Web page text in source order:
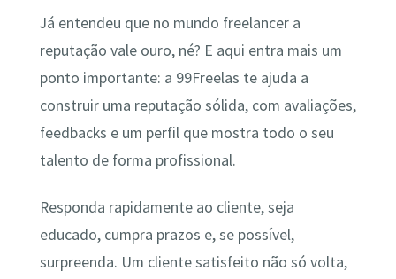
Já entendeu que no mundo freelancer a
reputação vale ouro, né? E aqui entra mais um
ponto importante: a 99Freelas te ajuda a
construir uma reputação sólida, com avaliações,
feedbacks e um perfil que mostra todo o seu
talento de forma profissional.
Responda rapidamente ao cliente, seja
educado, cumpra prazos e, se possível,
surpreenda. Um cliente satisfeito não só volta,